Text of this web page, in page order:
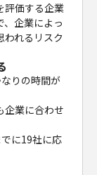
評価する企業
、企業によっ
われるリスク
りの時間が
企業に合わせ
に19社に応